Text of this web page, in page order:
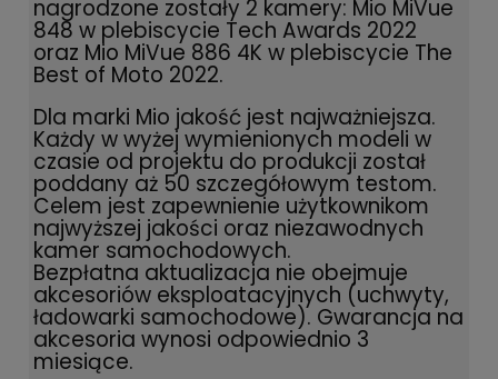
nagrodzone zostały 2 kamery: Mio MiVue
848 w plebiscycie Tech Awards 2022
oraz Mio MiVue 886 4K w plebiscycie The
Best of Moto 2022.
Dla marki Mio jakość jest najważniejsza.
Każdy w wyżej wymienionych modeli w
czasie od projektu do produkcji został
poddany aż 50 szczegółowym testom.
Celem jest zapewnienie użytkownikom
najwyższej jakości oraz niezawodnych
kamer samochodowych.
Bezpłatna aktualizacja nie obejmuje
akcesoriów eksploatacyjnych (uchwyty,
ładowarki samochodowe). Gwarancja na
akcesoria wynosi odpowiednio 3
miesiące.